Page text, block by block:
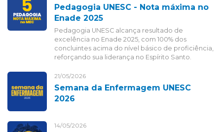
Pedagogia UNESC - Nota máxima no
Enade 2025
Pedagogia UNESC alcança resultado de
excelência no Enade 2025, com 100% dos
concluintes acima do nível básico de proficiência,
reforçando sua liderança no Espírito Santo.
21/05/2026
Semana da Enfermagem UNESC
2026
14/05/2026